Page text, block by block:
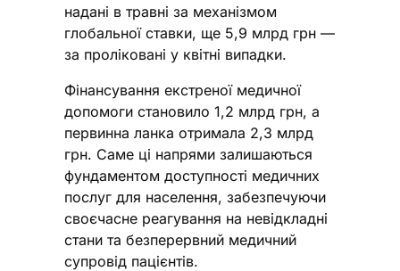
надані в травні за механізмом
глобальної ставки, ще 5,9 млрд грн —
за проліковані у квітні випадки.
Фінансування екстреної медичної
допомоги становило 1,2 млрд грн, а
первинна ланка отримала 2,3 млрд
грн. Саме ці напрями залишаються
фундаментом доступності медичних
послуг для населення, забезпечуючи
своєчасне реагування на невідкладні
стани та безперервний медичний
супровід пацієнтів.